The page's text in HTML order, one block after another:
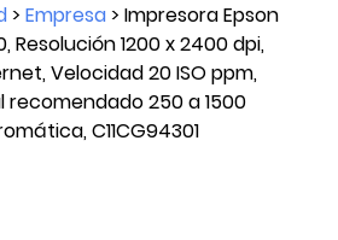
> Empresa> Impresora Epson
Resolución 1200 x 2400 dpi,
Velocidad 20 ISO ppm,
recomendado 250 a 1500
C11CG94301